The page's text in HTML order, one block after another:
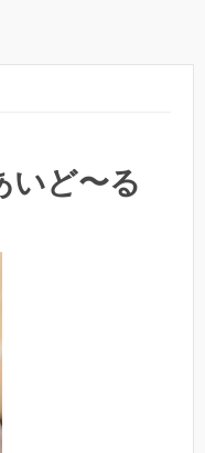
いど〜る